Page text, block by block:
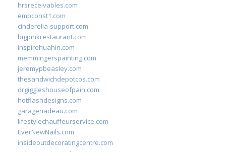
hrsreceivables.com
empconst1.com
cinderella-support.com
bigpinkrestaurant.com
inspirehuahin.com
memmingerspainting.com
jeremypbeasley.com
thesandwichdepotcos.com
drgiggleshouseofpain.com
hotflashdesigns.com
garagenadeau.com
lifestylechauffeurservice.com
EverNewNails.com
insideoutdecoratingcentre.com